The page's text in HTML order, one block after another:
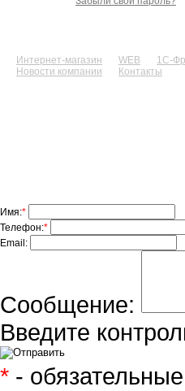
Интернет-магазин WEB 1С-
Новости компании
Контакты
Имя:*
Телефон:*
Email:
Сообщение:
Введите
* -